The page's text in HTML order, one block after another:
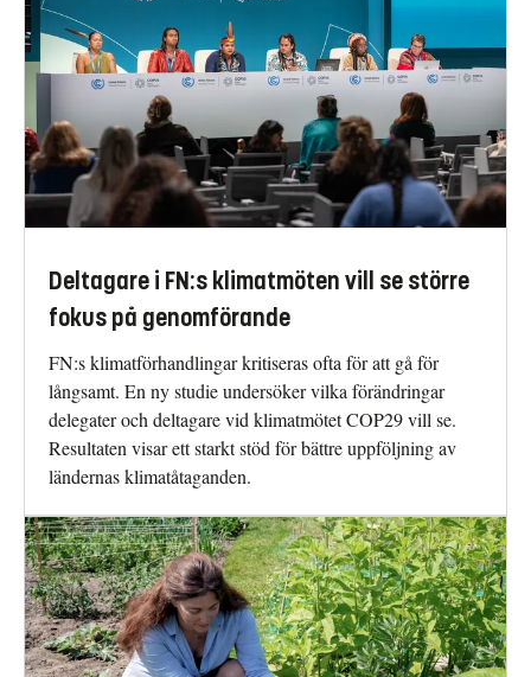
Deltagare i FN:s klimatmöten vill se större
fokus på genomförande
FN:s klimatförhandlingar kritiseras ofta för att gå för
långsamt. En ny studie undersöker vilka förändringar
delegater och deltagare vid klimatmötet COP29 vill se.
Resultaten visar ett starkt stöd för bättre uppföljning av
ländernas klimatåtaganden.